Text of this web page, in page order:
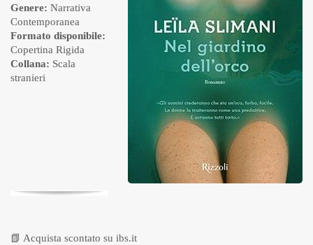
Genere: Narrativa
Contemporanea
Formato disponibile:
Copertina Rigida
Collana: Scala
stranieri
📗 Acquista scontato su ibs.it